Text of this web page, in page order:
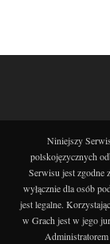
Niniejszy
polskojęzycznych
Serwisu jest zgodne
wyłącznie dla osób
jest legalne.
w Grach jest w jego
Administratorem